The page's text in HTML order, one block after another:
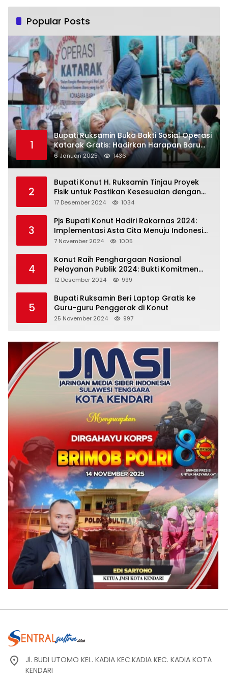
Popular Posts
1
Bupati Ruksamin Buka Bakti Sosial Operasi
Katarak Gratis: Hadirkan Harapan Baru
bagi Masyarakat Konut
6 Januari 2025 1436
2
Bupati Konut H. Ruksamin Tinjau Proyek
Fisik untuk Pastikan Kesesuaian dengan
Perencanaan
17 Desember 2024 1034
3
Pjs Bupati Konut Hadiri Rakornas 2024:
Implementasi Asta Cita Menuju Indonesia
Emas
7 November 2024 1005
4
Konut Raih Penghargaan Nasional
Pelayanan Publik 2024: Bukti Komitmen
Menuju Pelayanan Prima
12 Desember 2024 999
5
Bupati Ruksamin Beri Laptop Gratis ke
Guru-guru Penggerak di Konut
25 November 2024 997
Jl. BUDI UTOMO KEL. KADIA KEC.KADIA KEC. KADIA KOTA
KENDARI